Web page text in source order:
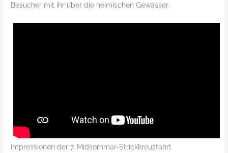
Besucher mit ihr über die heimischen Gewässer.
Impressionen der 7. Midsommar-Strickkreuzfahrt